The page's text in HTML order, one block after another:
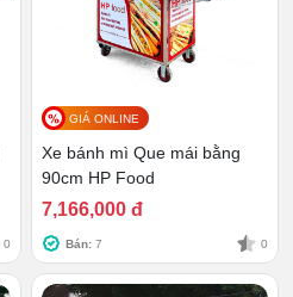
0
GIÁ ONLINE
Xe bánh mì Que mái bằng
90cm HP Food
7,166,000 đ
Bán: 7 0